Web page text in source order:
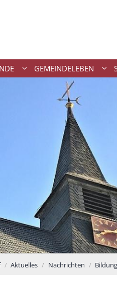
GEMEINDELEBEN
Aktuelles Nachrichten